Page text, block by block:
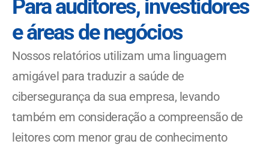
Para auditores, investidores
e áreas de negócios
Nossos relatórios utilizam uma linguagem
amigável para traduzir a saúde de
cibersegurança da sua empresa, levando
também em consideração a compreensão de
leitores com menor grau de conhecimento